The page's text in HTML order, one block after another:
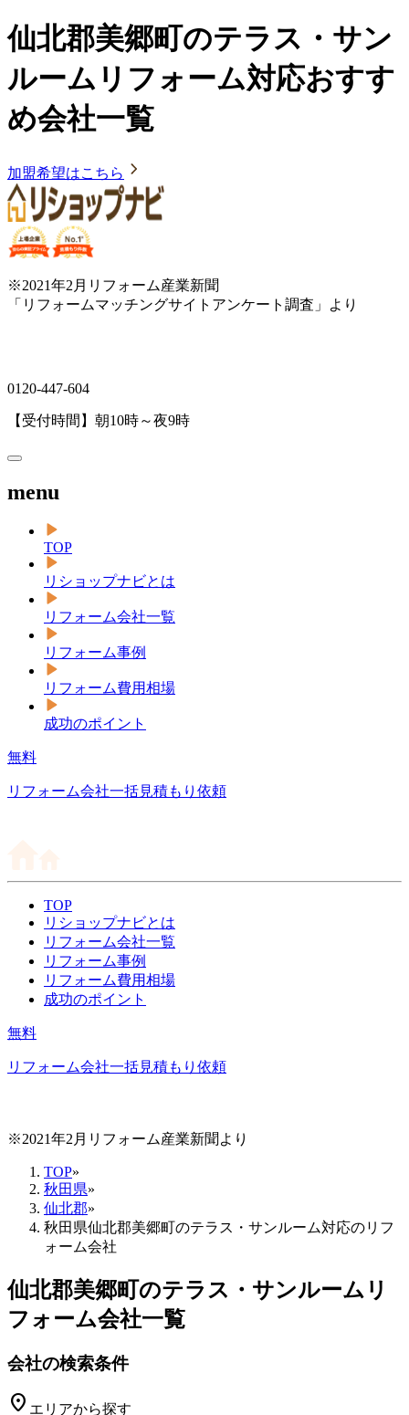
仙北郡美郷町のテラス・サン
ルームリフォーム対応おすす
め会社一覧
加盟希望はこちら
※2021年2月リフォーム産業新聞
「リフォームマッチングサイトアンケート調査」より
0120-447-604
【受付時間】朝10時～夜9時
menu
TOP
リショップナビとは
リフォーム会社一覧
リフォーム事例
リフォーム費用相場
成功のポイント
無料
リフォーム会社一括見積もり依頼
TOP
リショップナビとは
リフォーム会社一覧
リフォーム事例
リフォーム費用相場
成功のポイント
無料
リフォーム会社一括見積もり依頼
※2021年2月リフォーム産業新聞より
TOP»
秋田県»
仙北郡»
秋田県仙北郡美郷町のテラス・サンルーム対応のリフ
ォーム会社
仙北郡美郷町のテラス・サンルームリ
フォーム会社一覧
会社の検索条件
location_on エリアから探す